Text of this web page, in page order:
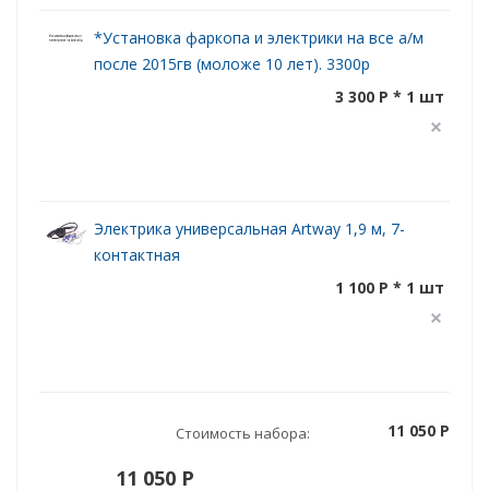
*Установка фаркопа и электрики на все а/м
после 2015гв (моложе 10 лет). 3300р
3 300 P * 1 шт
Электрика универсальная Artway 1,9 м, 7-
контактная
1 100 P * 1 шт
Стоимость набора: 11 050 P
11 050 P